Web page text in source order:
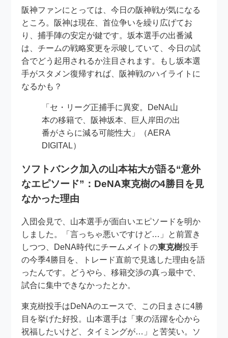
阪神ファンにとっては、今日の阪神戦が気になる
ところ。阪神は現在、首位争いを繰り広げてお
り、捕手陣の安定が鍵です。坂本選手の出番減
は、チームの戦略変更を示唆していて、今日の試
合でどう起用されるか注目されます。もし坂本選
手がスタメン復帰すれば、阪神戦のハイライトに
なるかも？
「セ・リーグ正捕手に異変。DeNA山
本の移籍で、阪神坂本、巨人岸田の出
番がさらに減る可能性大」（AERA
DIGITAL）
ソフトバンク加入の山本祐大が語る“意外
なエピソード”：DeNA東克樹の4勝目を見
なかった理由
入団会見で、山本選手が面白いエピソードを明か
しました。「言っちゃ悪いですけど…」と前置き
しつつ、DeNA時代にチームメイトの東克樹投手
の今季4勝目を、トレード直前で見逃した理由を語
ったんです。どうやら、移籍交渉の真っ最中で、
試合に集中できなかったとか。
東克樹投手はDeNAのエースで、この日まさに4勝
目を挙げた好投。山本選手は「東の活躍を心から
祝福したいけど、タイミングが…」と苦笑い。ソ